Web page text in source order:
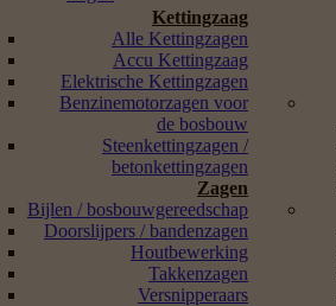
Kettingzaag
Alle Kettingzagen
Accu Kettingzaag
Elektrische Kettingzagen
Benzinemotorzagen voor
de bosbouw
Steenkettingzagen /
betonkettingzagen
Zagen
Bijlen / bosbouwgereedschap
Doorslijpers / bandenzagen
Houtbewerking
Takkenzagen
Versnipperaars